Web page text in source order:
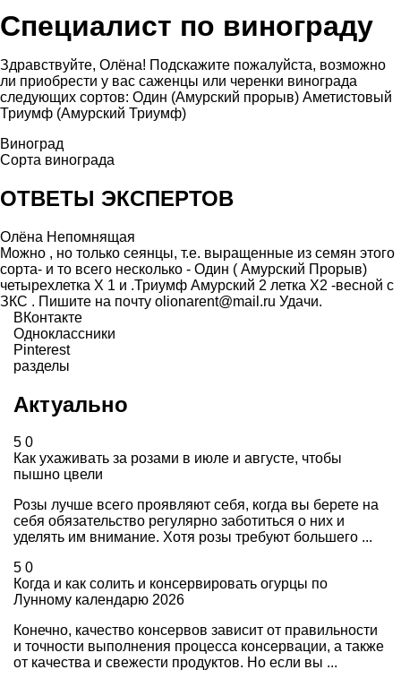
Специалист по винограду
Здравствуйте, Олёна! Подскажите пожалуйста, возможно
ли приобрести у вас саженцы или черенки винограда
следующих сортов: Один (Амурский прорыв) Аметистовый
Триумф (Амурский Триумф)
Виноград
Сорта винограда
ОТВЕТЫ ЭКСПЕРТОВ
Олёна Непомнящая
Можно , но только сеянцы, т.е. выращенные из семян этого
сорта- и то всего несколько - Один ( Амурский Прорыв)
четырехлетка Х 1 и .Триумф Амурский 2 летка Х2 -весной с
ЗКС . Пишите на почту olionarent@mail.ru Удачи.
ВКонтакте
Одноклассники
Pinterest
разделы
Актуально
5 0
Как ухаживать за розами в июле и августе, чтобы
пышно цвели
Розы лучше всего проявляют себя, когда вы берете на
себя обязательство регулярно заботиться о них и
уделять им внимание. Хотя розы требуют большего ...
5 0
Когда и как солить и консервировать огурцы по
Лунному календарю 2026
Конечно, качество консервов зависит от правильности
и точности выполнения процесса консервации, а также
от качества и свежести продуктов. Но если вы ...